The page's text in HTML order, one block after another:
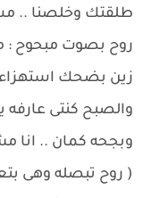
طلقتك وخلصنا ..
روح بصوت مبحوح :
زين بضحك استهزاء
والصبح كنتى عارفه
وبجحه كمان .. انا
( روح تبصله وهى